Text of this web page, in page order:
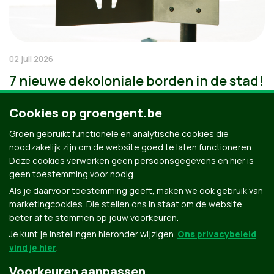
02 juli 2026
7 nieuwe dekoloniale borden in de stad!
Cookies op groengent.be
Groen gebruikt functionele en analytische cookies die
noodzakelijk zijn om de website goed te laten functioneren.
Deze cookies verwerken geen persoonsgegevens en hier is
geen toestemming voor nodig.
Als je daarvoor toestemming geeft, maken we ook gebruik van
marketingcookies. Die stellen ons in staat om de website
beter af te stemmen op jouw voorkeuren.
Je kunt je instellingen hieronder wijzigen. Ons privacybeleid
vind je hier.